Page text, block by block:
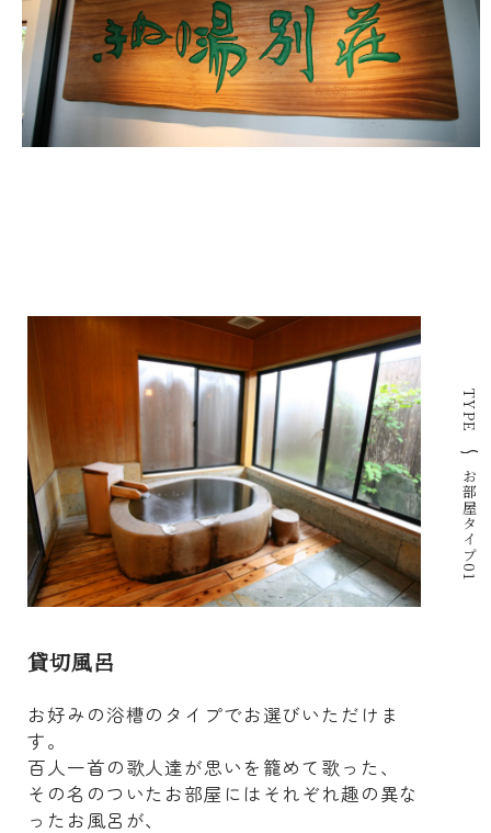
貸切風呂
お好みの浴槽のタイプでお選びいただけま
す。
百人一首の歌人達が思いを籠めて歌った、
その名のついたお部屋にはそれぞれ趣の異な
ったお風呂が、
TYPE
お部屋タイプ01